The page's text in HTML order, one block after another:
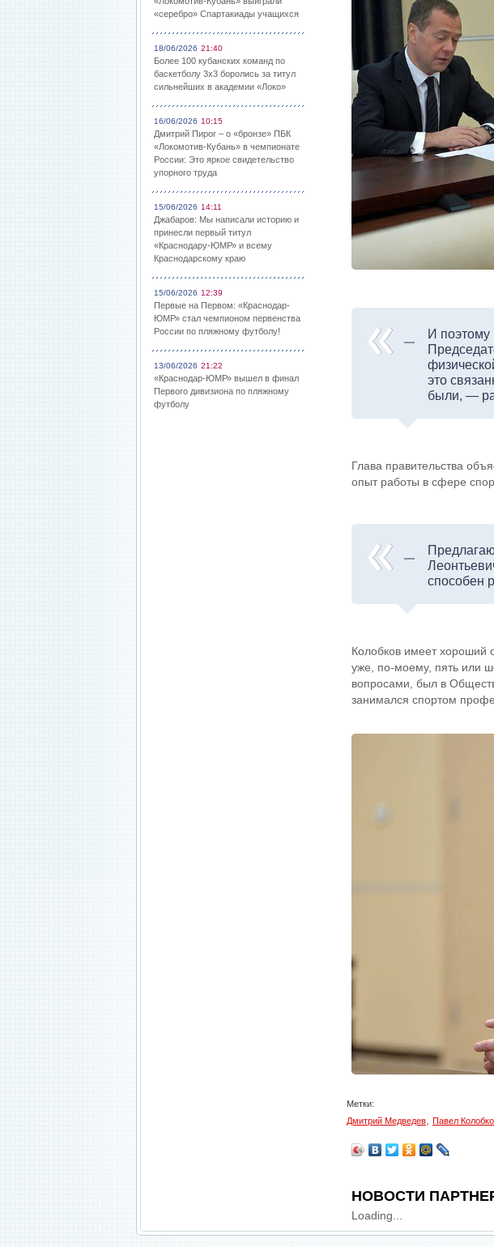
«серебро» Спартакиады учащихся
18/06/2026 21:40
Более 100 кубанских команд по
баскетболу 3х3 боролись за титул
сильнейших в академии «Локо»
16/06/2026 10:15
Дмитрий Пирог – о «бронзе» ПБК
«Локомотив-Кубань» в чемпионате
России: Это яркое свидетельство
упорного труда
15/06/2026 14:11
Джабаров: Мы написали историю и
принесли первый титул
«Краснодару-ЮМР» и всему
Краснодарскому краю
15/06/2026 12:39
Первые на Первом: «Краснодар-
ЮМР» стал чемпионом первенства
России по пляжному футболу!
13/06/2026 21:22
«Краснодар-ЮМР» вышел в финал
Первого дивизиона по пляжному
футболу
И поэтому
это
были, —
Глава правительства
опыт работы в сфере
способен
Колобков имеет хороший
уже, по-моему, пять или
вопросами, был в
занимался спортом
Метки:
Дмитрий Медведев
Павел
НОВОСТИ
Loading...